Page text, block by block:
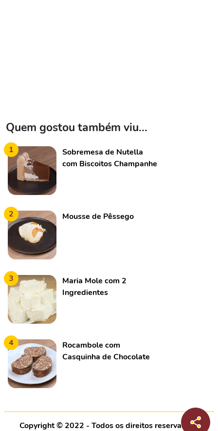
Quem gostou também viu...
1
Sobremesa de Nutella
com Biscoitos Champanhe
2 Mousse de Pêssego
3
Maria Mole com 2
Ingredientes
4
Rocambole com
Casquinha de Chocolate
Copyright © 2022 - Todos os direitos reservados |